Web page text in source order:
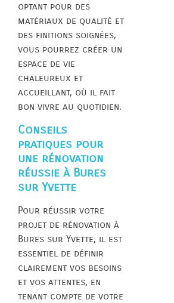
optant pour des
matériaux de qualité et
des finitions soignées,
vous pourrez créer un
espace de vie
chaleureux et
accueillant, où il fait
bon vivre au quotidien.
Conseils
pratiques pour
une rénovation
réussie à Bures
sur Yvette
Pour réussir votre
projet de rénovation à
Bures sur Yvette, il est
essentiel de définir
clairement vos besoins
et vos attentes, en
tenant compte de votre